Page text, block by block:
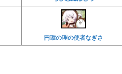
円環の理の使者なぎさ